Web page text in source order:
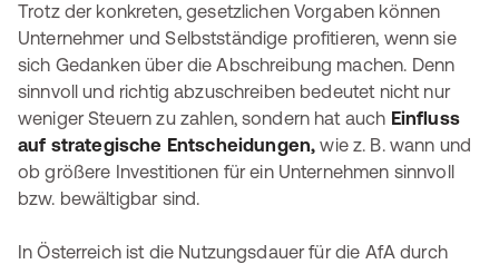
Trotz der konkreten, gesetzlichen Vorgaben können
Unternehmer und Selbstständige profitieren, wenn sie
sich Gedanken über die Abschreibung machen. Denn
sinnvoll und richtig abzuschreiben bedeutet nicht nur
weniger Steuern zu zahlen, sondern hat auch Einfluss
auf strategische Entscheidungen, wie z. B. wann und
ob größere Investitionen für ein Unternehmen sinnvoll
bzw. bewältigbar sind.
In Österreich ist die Nutzungsdauer für die AfA durch